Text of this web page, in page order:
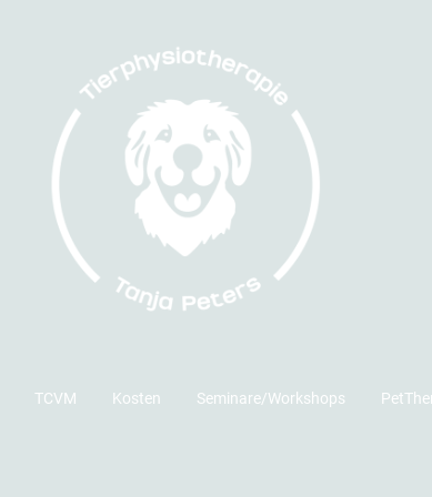
TCVM Kosten Seminare/Workshops